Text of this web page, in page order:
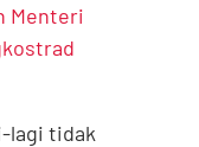
Menteri
lagi tidak